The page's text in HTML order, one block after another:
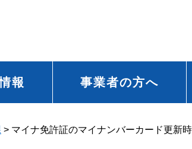
報 事業者の方へ
> マイナ免許証のマイナンバーカード更新